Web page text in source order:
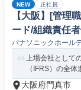
NEW 正社員
【大阪】[管理
ード/組織責任
パナソニックホール
上場会社として
（IFRS）の全
大阪府門真市